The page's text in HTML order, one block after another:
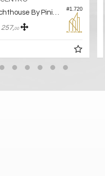
#1.720
257,00